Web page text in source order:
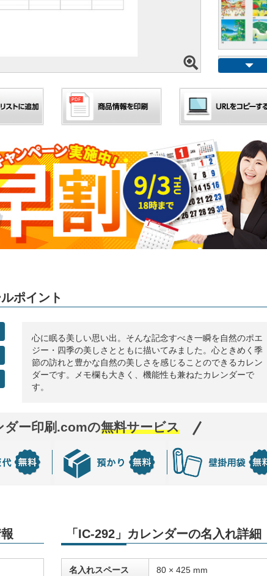
ポイント
心に眠る美しい思い出。そんな記念すべき一瞬を自然のポエ
ジー・四季の美しさとともに描いてみました。心ときめく季
節の訪れと豊かな自然の美しさを感じることのできるカレン
ダーです。メモ欄も大きく、機能性も兼ねたカレンダーで
す。
ダー印刷.comの無料サービス
「IC-292」カレンダーの名入れ詳細
名入れスペース 80 × 425 mm